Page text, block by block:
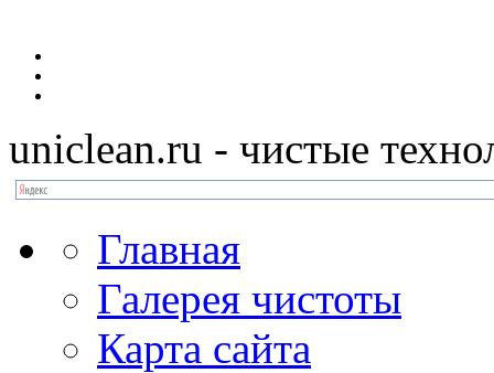
uniclean.ru - чистые
Главная
Галерея чистоты
Карта сайта